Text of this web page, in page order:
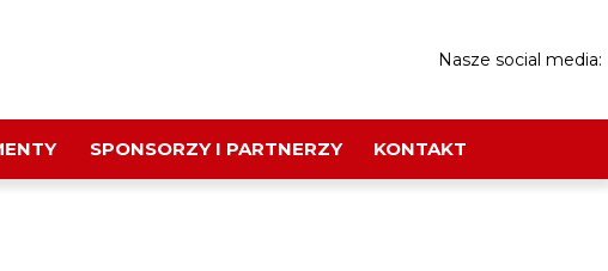
Nasze social media:
SPONSORZY I PARTNERZY KONTAKT